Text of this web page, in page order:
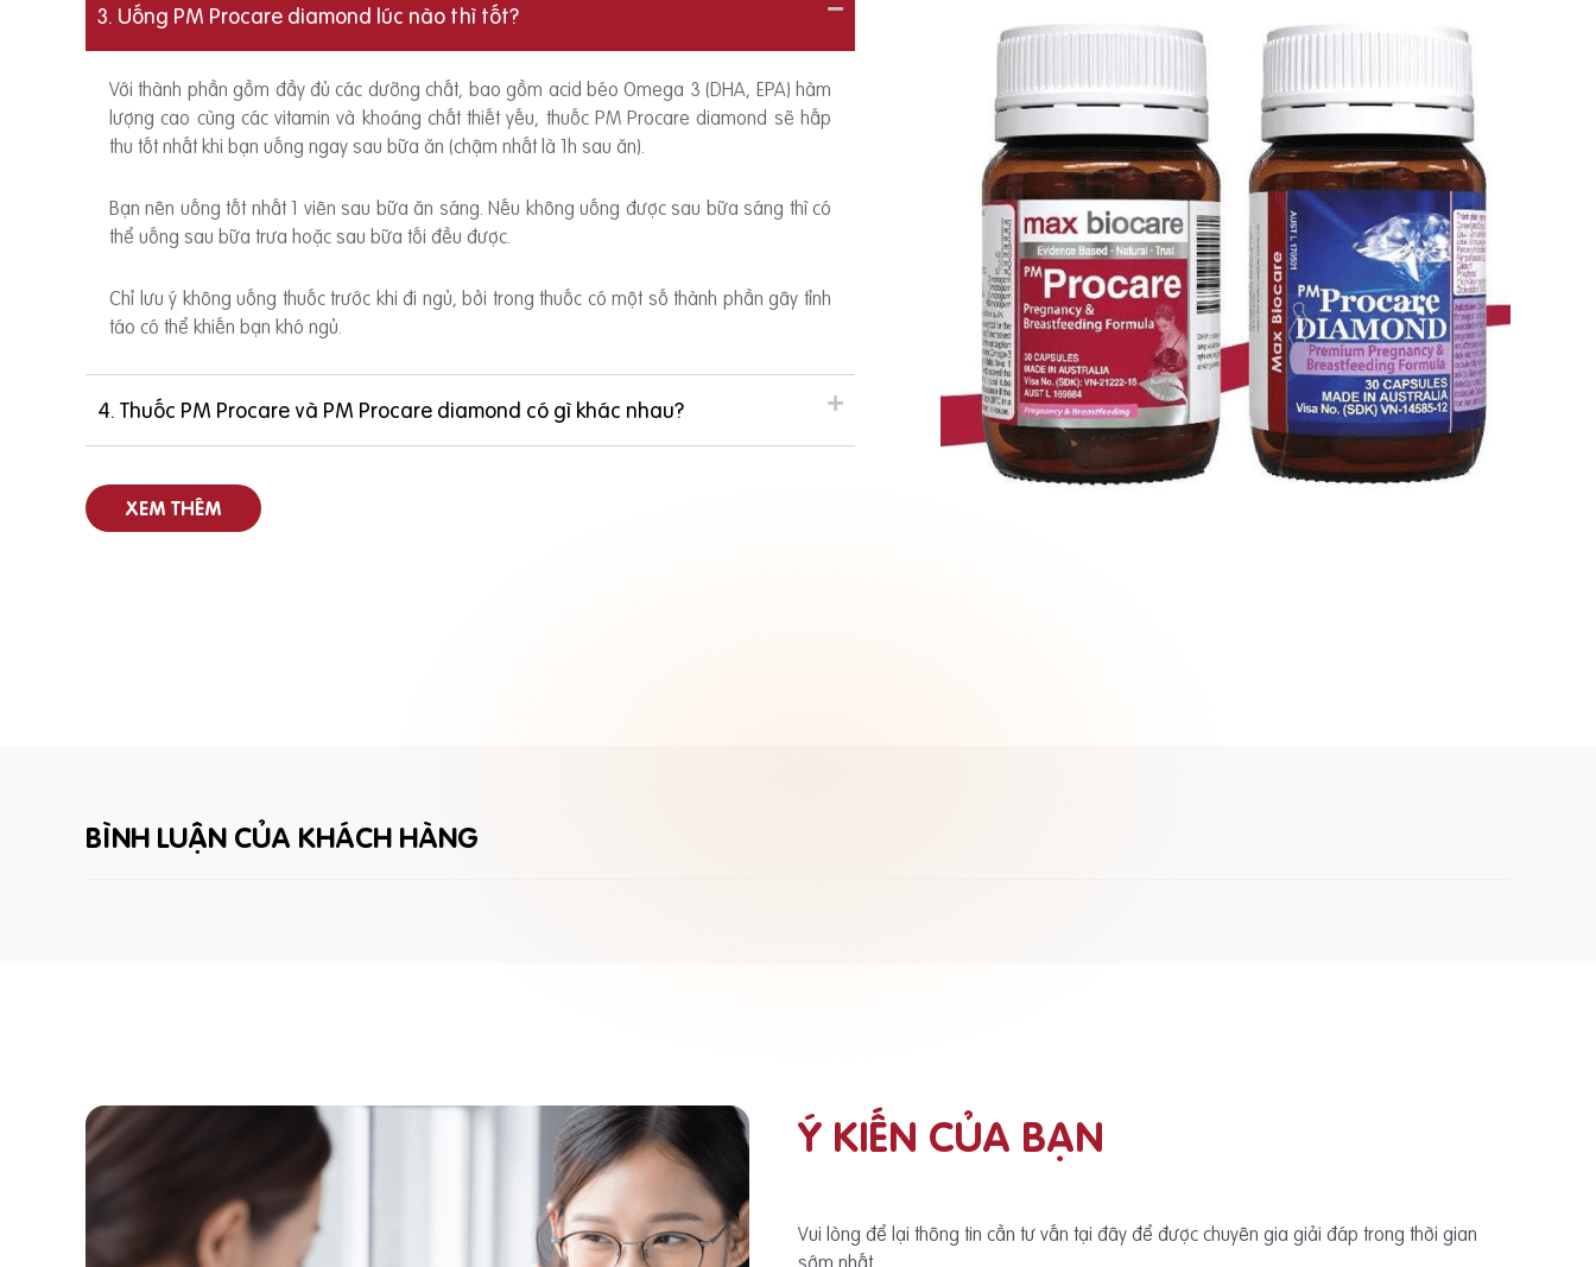
3. Uống PM Procare diamond lúc nào thì tốt?
Với thành phần gồm đầy đủ các dưỡng chất, bao gồm acid béo Omega 3 (DHA, EPA) hàm
lượng cao cùng các vitamin và khoáng chất thiết yếu, thuốc PM Procare diamond sẽ hấp
thu tốt nhất khi bạn uống ngay sau bữa ăn (chậm nhất là 1h sau ăn).
Bạn nên uống tốt nhất 1 viên sau bữa ăn sáng. Nếu không uống được sau bữa sáng thì có
thể uống sau bữa trưa hoặc sau bữa tối đều được.
Chỉ lưu ý không uống thuốc trước khi đi ngủ, bởi trong thuốc có một số thành phần gây tỉnh
táo có thể khiến bạn khó ngủ.
4. Thuốc PM Procare và PM Procare diamond có gì khác nhau?
XEM THÊM
BÌNH LUẬN CỦA KHÁCH HÀNG
Ý KIẾN CỦA BẠN
Vui lòng để lại thông tin cần tư vấn tại đây để được chuyên gia giải đáp trong thời gian